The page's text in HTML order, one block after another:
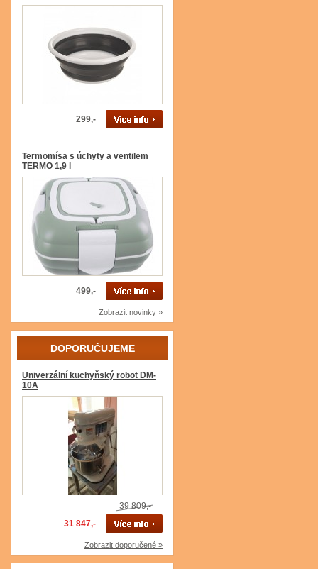
299,-
Termomísa s úchyty a ventilem
TERMO 1,9 l
499,-
Zobrazit novinky »
DOPORUČUJEME
Univerzální kuchyňský robot DM-
10A
39 809,-
31 847,-
Zobrazit doporučené »